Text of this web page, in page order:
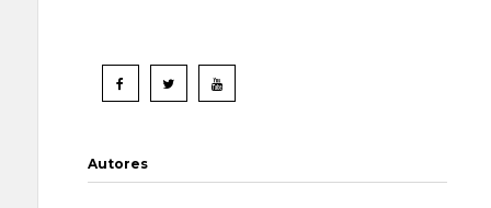
Autores